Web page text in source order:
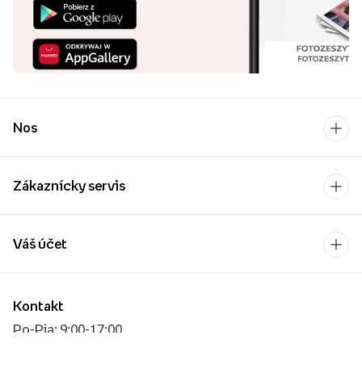
Nos
Zákaznícky servis
Kontakt
Po-Pia: 9:00-17:00
Váš účet